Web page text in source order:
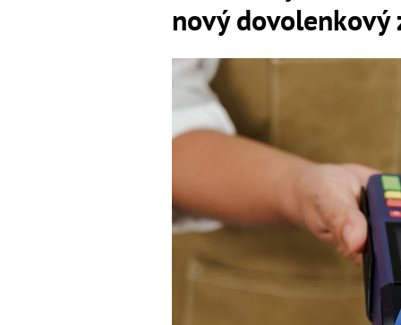
nový dovolenkový